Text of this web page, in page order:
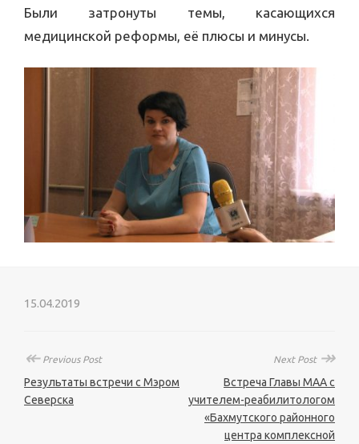
Были затронуты темы, касающихся
медицинской реформы, её плюсы и минусы.
15.04.2019
↞Previous Post
Результаты встречи с Мэром
Северска
Next Post ↠
Встреча Главы МАА с
учителем-реабилитологом
«Бахмутского районного
центра комплексной